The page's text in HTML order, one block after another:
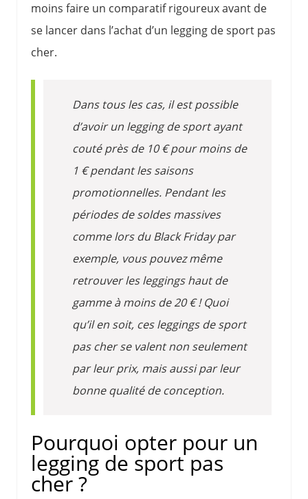
moins faire un comparatif rigoureux avant de
se lancer dans l’achat d’un legging de sport pas
cher.
Dans tous les cas, il est possible
d’avoir un legging de sport ayant
couté près de 10 € pour moins de
1 € pendant les saisons
promotionnelles. Pendant les
périodes de soldes massives
comme lors du Black Friday par
exemple, vous pouvez même
retrouver les leggings haut de
gamme à moins de 20 € ! Quoi
qu’il en soit, ces leggings de sport
pas cher se valent non seulement
par leur prix, mais aussi par leur
bonne qualité de conception.
Pourquoi opter pour un
legging de sport pas
cher ?